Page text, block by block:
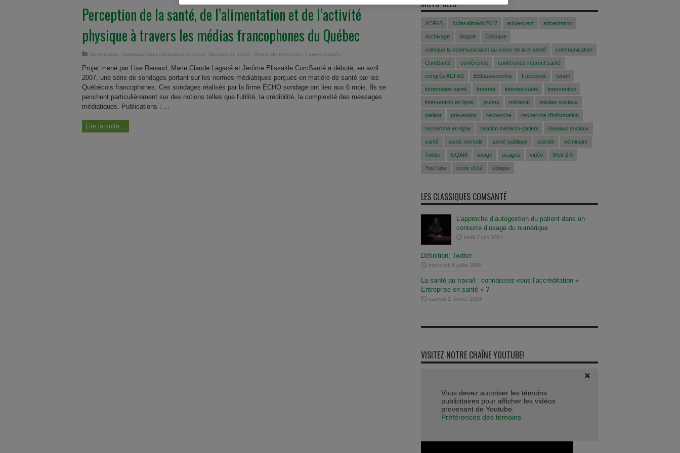
Perception de la santé, de l’alimentation et de l’activité
physique à travers les médias francophones du Québec
Alimentation, Communication médiatique et santé, Discours de santé, Projets de recherche, Projets réalisés
Projet mené par Lise Renaud, Marie Claude Lagacé et Jerôme Elissalde ComSanté a débuté, en avril
2007, une série de sondages portant sur les normes médiatiques perçues en matière de santé par les
Québécois francophones. Ces sondages réalisés par la firme ECHO sondage ont lieu aux 6 mois. Ils se
penchent particulièrement sur des notions telles que l'utilité, la crédibilité, la complexité des messages
médiatiques. Publications : ...
Lire la suite...
MOTS-CLÉS
ACFAS Acfasalimado2017 adolescent alimentation
Archivage blogue Colloque
colloque la communication au coeur de la e-santé communication
ComSanté conférence conférence internet santé
congrès ACFAS EEfaussesinfos Facebook forum
information santé Internet internet santé intervention
intervention en ligne jeunes médecin médias sociaux
patient prévention recherche recherche d'information
recherche en ligne relation médecin-patient réseaux sociaux
santé santé mentale santé publique suicide séminaire
Twitter UQAM usage usages vidéo Web 2.0
YouTube école d'été éthique
LES CLASSIQUES COMSANTÉ
L’approche d’autogestion du patient dans un
contexte d’usage du numérique
lundi 2 juin 2014
Définition: Twitter
mercredi 8 juillet 2009
La santé au travail : connaissez-vous l’accréditation «
Entreprise en santé » ?
samedi 1 février 2014
VISITEZ NOTRE CHAÎNE YOUTUBE!
Vous devez autoriser les témoins
publicitaires pour afficher les vidéos
provenant de Youtube.
Préférences des témoins